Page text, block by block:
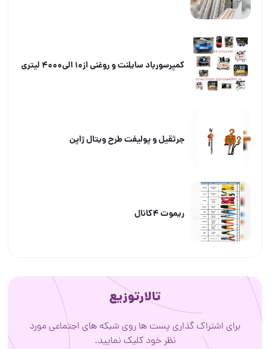
کمپرسورباد سایلنت و روغنی از۱۰ الی۴۰۰۰ لیتری
جرثقيل و پوليفت طرح ويتال ژاپن
ریموت 4کانال
تالارتوزیع
برای اشتراک گذاری پست ها روی شبکه های اجتماعی مورد
نظر خود کلیک نمایید.